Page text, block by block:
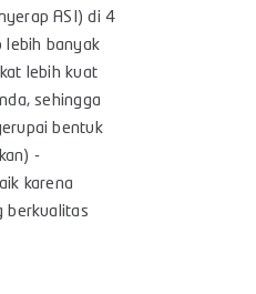
ASI) di 4
lebih banyak
lebih kuat
sehingga
bentuk
-
karena
berkualitas